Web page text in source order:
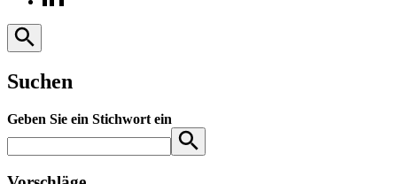
Suchen
Geben Sie ein Stichwort ein